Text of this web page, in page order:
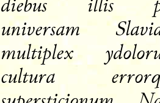
universam
multiplex
cultura